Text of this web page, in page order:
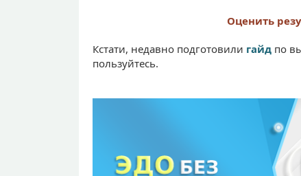
Оценить
Кстати, недавно подготовили гайд по
пользуйтесь.